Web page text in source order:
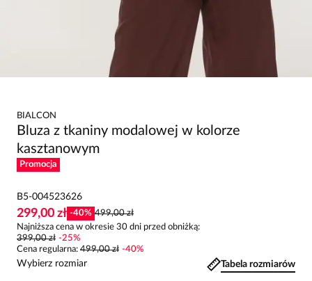
BIALCON
Bluza z tkaniny modalowej w kolorze
kasztanowym
Promocja
B5-004523626
299,00 zł -40% 499,00 zł
Najniższa cena w okresie 30 dni przed obniżką:
399,00 zł -25%
Cena regularna: 499,00 zł -40%
Wybierz rozmiar Tabela rozmiarów